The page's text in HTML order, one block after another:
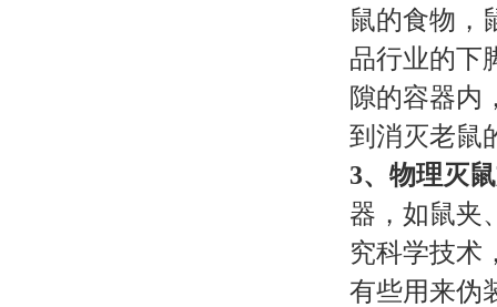
鼠的食物，
品行业的下
隙的容器内
到消灭老鼠
3、物理灭
器，如鼠夹
究科学技术
有些用来伪